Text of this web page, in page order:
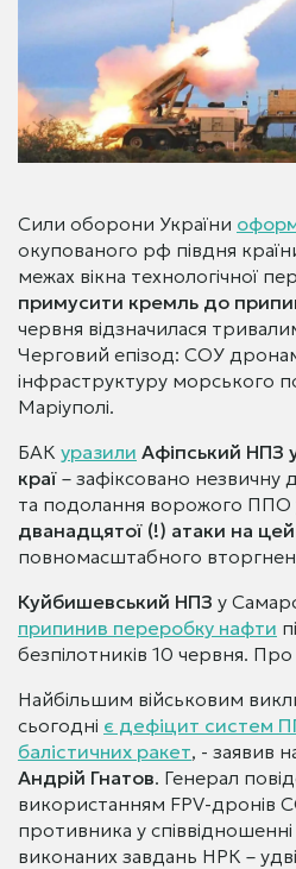
Сили оборони України
окупованого рф півдня
межах вікна технологічної
примусити кремль до
червня відзначилася
Черговий епізод: СОУ
інфраструктуру морського
Маріуполі.
БАК уразили Афіпський НПЗ
краї – зафіксовано незвичну
та подолання ворожого
дванадцятої (!) атаки на
повномасштабного
Куйбишевський НПЗ у
припинив переробку нафти
безпілотників 10 червня.
Найбільшим військовим
сьогодні є дефіцит систем
балістичних ракет, - заявив
Андрій Гнатов. Генерал
використанням FPV-дронів
противника у співвідношенні
виконаних завдань НРК –